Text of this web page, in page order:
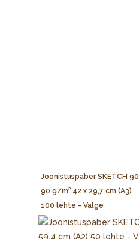
Joonistuspaber SKETCH 90
90 g/m² 42 x 29,7 cm (A3)
100 lehte - Valge